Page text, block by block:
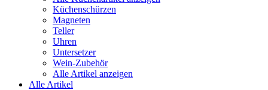
Küchenschürzen
Magneten
Teller
Uhren
Untersetzer
Wein-Zubehör
Alle Artikel anzeigen
Alle Artikel